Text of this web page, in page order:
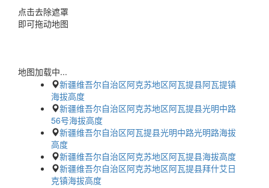
点击去除遮罩
即可拖动地图
地图加载中...
新疆维吾尔自治区阿克苏地区阿瓦提县阿瓦提镇
海拔高度
新疆维吾尔自治区阿克苏地区阿瓦提县光明中路
56号海拔高度
新疆维吾尔自治区阿瓦提县光明中路光明路海拔
高度
新疆维吾尔自治区阿克苏地区阿瓦提县海拔高度
新疆维吾尔自治区阿克苏地区阿瓦提县拜什艾日
克镇海拔高度